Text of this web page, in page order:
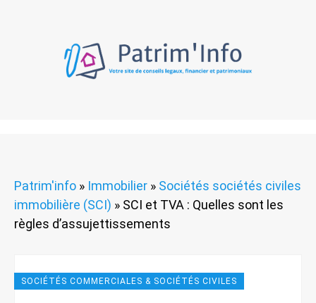
Patrim'info » Immobilier » Sociétés sociétés civiles
immobilière (SCI) » SCI et TVA : Quelles sont les
règles d’assujettissements
SOCIÉTÉS COMMERCIALES & SOCIÉTÉS CIVILES